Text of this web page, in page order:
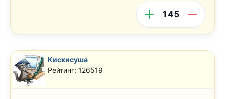
145
Кискисуша
Рейтинг: 126519